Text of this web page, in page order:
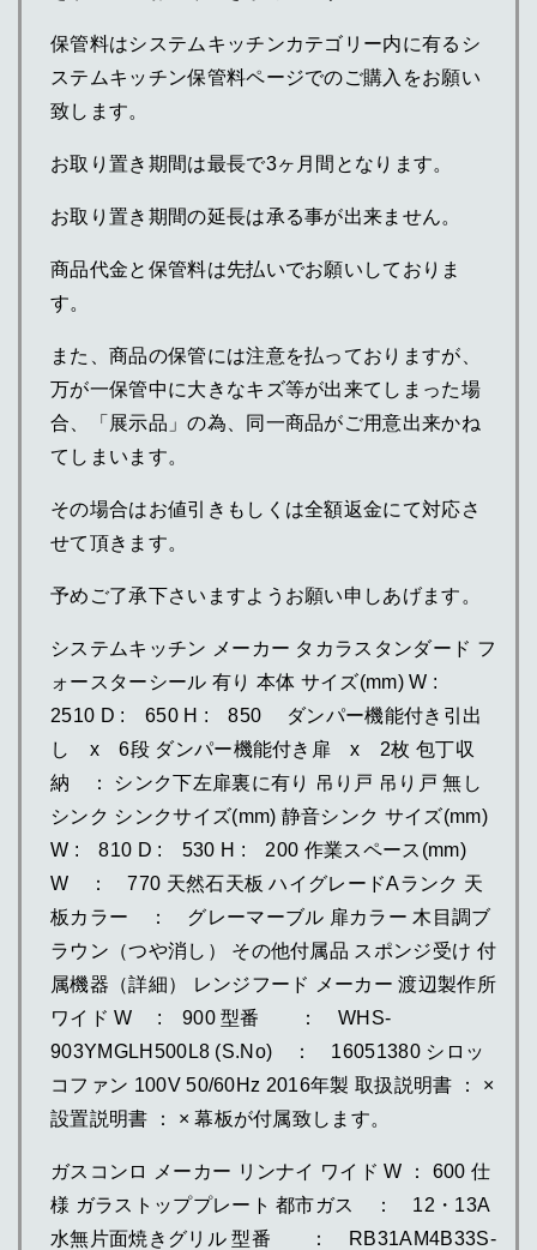
保管料はシステムキッチンカテゴリー内に有るシ
ステムキッチン保管料ページでのご購入をお願い
致します。
お取り置き期間は最長で3ヶ月間となります。
お取り置き期間の延長は承る事が出来ません。
商品代金と保管料は先払いでお願いしておりま
す。
また、商品の保管には注意を払っておりますが、
万が一保管中に大きなキズ等が出来てしまった場
合、「展示品」の為、同一商品がご用意出来かね
てしまいます。
その場合はお値引きもしくは全額返金にて対応さ
せて頂きます。
予めご了承下さいますようお願い申しあげます。
システムキッチン メーカー タカラスタンダード フ
ォースターシール 有り 本体 サイズ(mm) W :
2510 D : 650 H : 850 ダンパー機能付き引出
し x 6段 ダンパー機能付き扉 x 2枚 包丁収
納 ： シンク下左扉裏に有り 吊り戸 吊り戸 無し
シンク シンクサイズ(mm) 静音シンク サイズ(mm)
W : 810 D : 530 H : 200 作業スペース(mm)
W ： 770 天然石天板 ハイグレードAランク 天
板カラー ： グレーマーブル 扉カラー 木目調ブ
ラウン（つや消し） その他付属品 スポンジ受け 付
属機器（詳細） レンジフード メーカー 渡辺製作所
ワイド W : 900 型番 ： WHS-
903YMGLH500L8 (S.No) ： 16051380 シロッ
コファン 100V 50/60Hz 2016年製 取扱説明書 ： ×
設置説明書 ： × 幕板が付属致します。
ガスコンロ メーカー リンナイ ワイド W ： 600 仕
様 ガラストッププレート 都市ガス ： 12・13A
水無片面焼きグリル 型番 ： RB31AM4B33S-